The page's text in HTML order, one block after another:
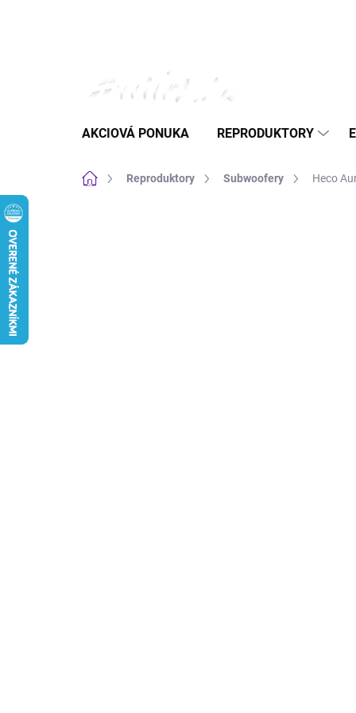
AKCIOVÁ PONUKA REPRODUKTORY
DomovReproduktory Subwoofery Heco